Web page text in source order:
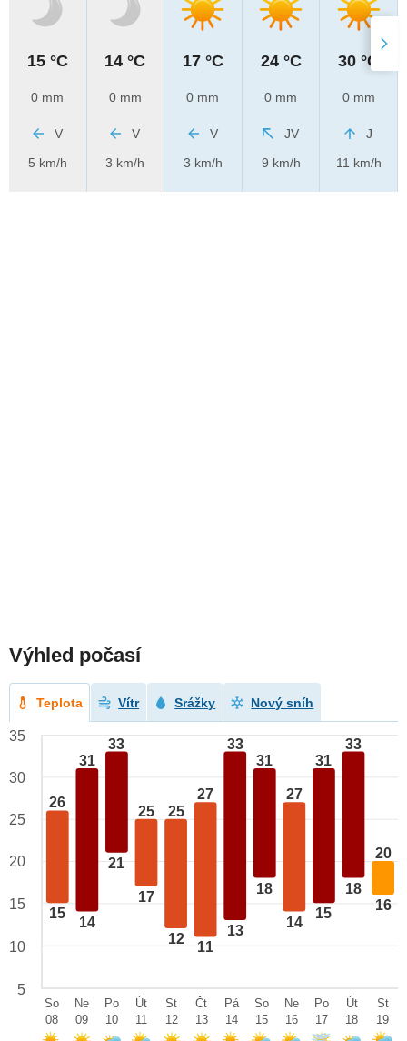
15 °C
0 mm
V
5 km/h
14 °C
0 mm
V
3 km/h
17 °C
0 mm
V
3 km/h
24 °C
0 mm
JV
9 km/h
30 °C
0 mm
J
11 km/h
Výhled počasí
Teplota Vítr Srážky Nový sníh
26
15
31
14
33
21
25
17
25
12
27
11
33
13
31
18
27
14
31
15
33
18
20
16
35
30
25
20
15
10
5
So
08
Ne
09
Po
10
Út
11
St
12
Čt
13
Pá
14
So
15
Ne
16
Po
17
Út
18
St
19